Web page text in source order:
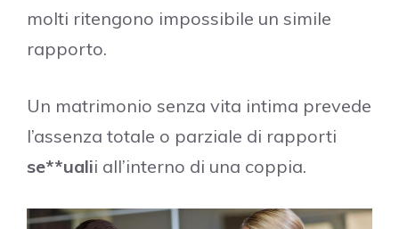
molti ritengono impossibile un simile
rapporto.
Un matrimonio senza vita intima prevede
l’assenza totale o parziale di rapporti
se**ualii all’interno di una coppia.